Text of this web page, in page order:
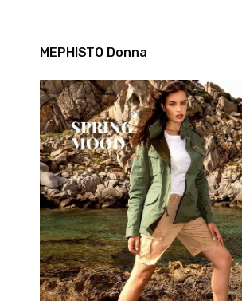
MEPHISTO Donna